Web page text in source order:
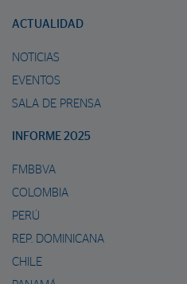
ACTUALIDAD
NOTICIAS
EVENTOS
SALA DE PRENSA
INFORME 2025
FMBBVA
COLOMBIA
PERÚ
REP. DOMINICANA
CHILE